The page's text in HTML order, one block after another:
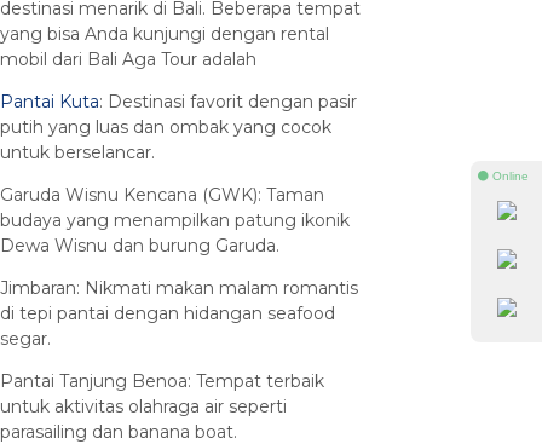
destinasi menarik di Bali. Beberapa tempat
yang bisa Anda kunjungi dengan rental
mobil dari Bali Aga Tour adalah
Pantai Kuta: Destinasi favorit dengan pasir
putih yang luas dan ombak yang cocok
untuk berselancar.
Garuda Wisnu Kencana (GWK): Taman
budaya yang menampilkan patung ikonik
Dewa Wisnu dan burung Garuda.
Jimbaran: Nikmati makan malam romantis
di tepi pantai dengan hidangan seafood
segar.
Pantai Tanjung Benoa: Tempat terbaik
untuk aktivitas olahraga air seperti
parasailing dan banana boat.
⚫ Online